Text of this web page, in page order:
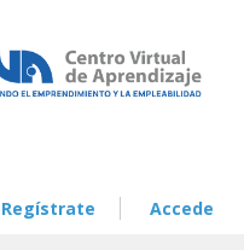
Regístrate Accede